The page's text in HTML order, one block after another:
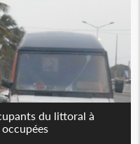
du littoral à